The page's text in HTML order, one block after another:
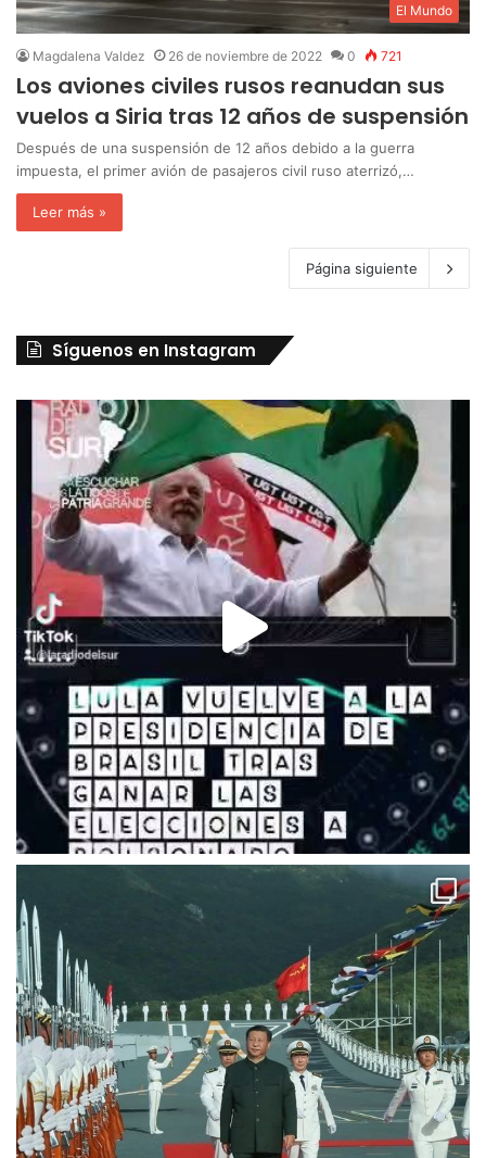
El Mundo
Magdalena Valdez 26 de noviembre de 2022 0 721
Los aviones civiles rusos reanudan sus
vuelos a Siria tras 12 años de suspensión
Después de una suspensión de 12 años debido a la guerra
impuesta, el primer avión de pasajeros civil ruso aterrizó,…
Leer más »
Página siguiente
Síguenos en Instagram